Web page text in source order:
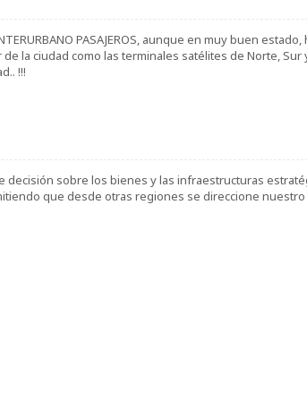
PASAJEROS, aunque en muy buen
la ciudad como las terminales satélites de Norte, Sur
!!!
decisión sobre los bienes y las infraestructuras
que desde otras regiones se direccione